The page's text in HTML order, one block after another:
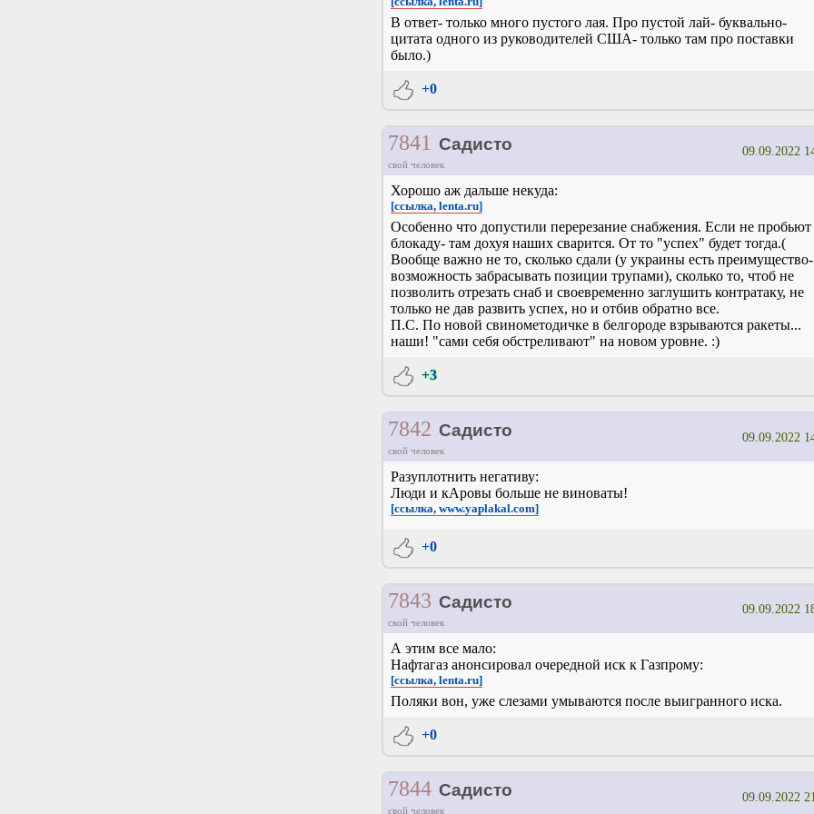
В ответ- только много пустого лая. Про пустой лай- буквально-
цитата одного из руководителей США- только там про поставки
было.)
+0
7841 Садисто
свой человек
09.09.2022
Хорошо аж дальше некуда:
[ссылка, lenta.ru]
Особенно что допустили перерезание снабжения. Если не пробьют
блокаду- там дохуя наших сварится. От то "успех" будет тогда.(
Вообще важно не то, сколько сдали (у украины есть преимущество-
возможность забрасывать позиции трупами), сколько то, чтоб не
позволить отрезать снаб и своевременно заглушить контратаку, не
только не дав развить успех, но и отбив обратно все.
П.С. По новой свинометодичке в белгороде взрываются ракеты...
наши! "сами себя обстреливают" на новом уровне. :)
+3
7842 Садисто
свой человек
09.09.2022
Разуплотнить негативу:
Люди и кАровы больше не виноваты!
[ссылка, www.yaplakal.com]
+0
7843 Садисто
свой человек
09.09.2022
А этим все мало:
Нафтагаз анонсировал очередной иск к Газпрому:
[ссылка, lenta.ru]
Поляки вон, уже слезами умываются после выигранного иска.
+0
7844 Садисто
свой человек
09.09.2022